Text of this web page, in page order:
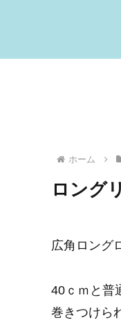
ホーム
ロング
広角ロング
40ｃｍと普
巻きつけら